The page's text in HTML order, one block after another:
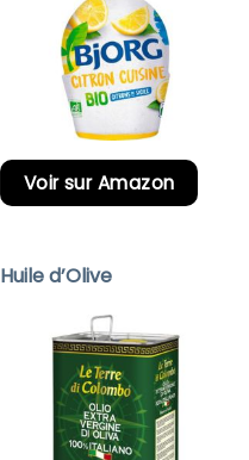
Voir sur Amazon
Huile d’Olive